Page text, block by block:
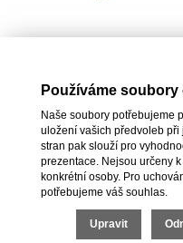
Používáme
Naše soubory potřebujeme
uložení vašich předvoleb
stran pak slouží pro
prezentace. Nejsou určeny
konkrétní osoby. Pro
potřebujeme váš souhlas.
Upravit